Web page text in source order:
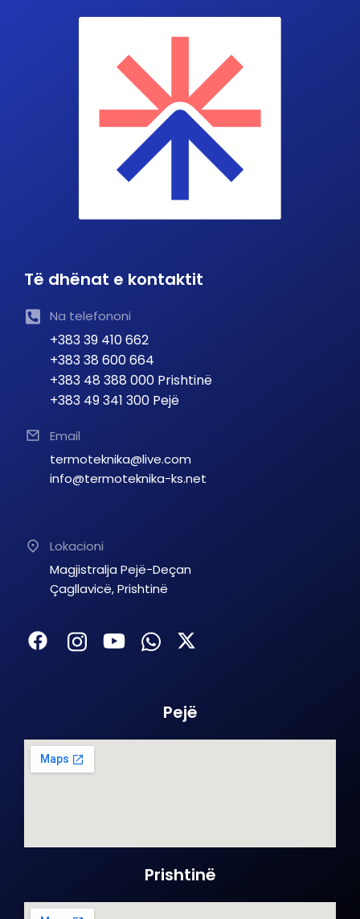
Të dhënat e kontaktit
Na telefononi
+383 39 410 662
+383 38 600 664
+383 48 388 000 Prishtinë
+383 49 341 300 Pejë
Email
termoteknika@live.com
info@termoteknika-ks.net
Lokacioni
Magjistralja Pejë-Deçan
Çagllavicë, Prishtinë
Pejë
Prishtinë